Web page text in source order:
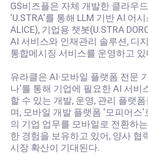
GS비즈플은 자체 개발한 클라우
'U.STRA'를 통해 LLM 기반 AI 어
ALICE), 기업용 챗봇(U.STRA
AI 서비스와 인재관리 솔루션, 디
통합메시징 서비스를 운영하고 있
유라클은 AI∙모바일 플랫폼 전문
나'를 통해 기업에 필요한 AI 서비
할 수 있는 개발, 운영, 관리 플랫
며, 모바일 개발 플랫폼 '모피어스'
의 기업 업무를 모바일로 전환하
한 경험을 보유하고 있어, 양사 협
시장 확산이 기대된다.